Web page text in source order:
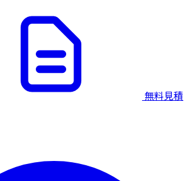
無料見積